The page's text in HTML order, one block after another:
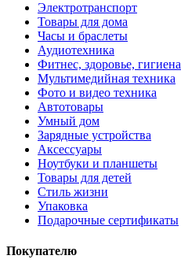
Электротранспорт
Товары для дома
Часы и браслеты
Аудиотехника
Фитнес, здоровье, гигиена
Мультимедийная техника
Фото и видео техника
Автотовары
Умный дом
Зарядные устройства
Аксессуары
Ноутбуки и планшеты
Товары для детей
Стиль жизни
Упаковка
Подарочные сертификаты
Покупателю